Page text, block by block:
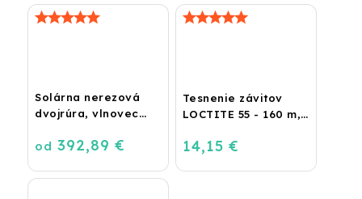
Solárna nerezová
dvojrúra, vlnovec
od 392,89 €
Tesnenie závitov
LOCTITE 55 - 160 m,
14,15 €